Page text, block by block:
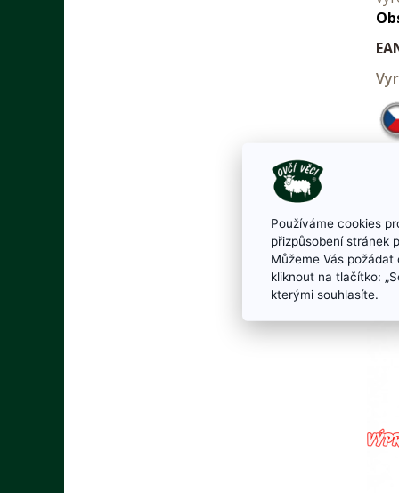
Používáme cookies
přizpůsobení stránek
Můžeme Vás
kliknout na tlačítko:
kterými souhlasíte.